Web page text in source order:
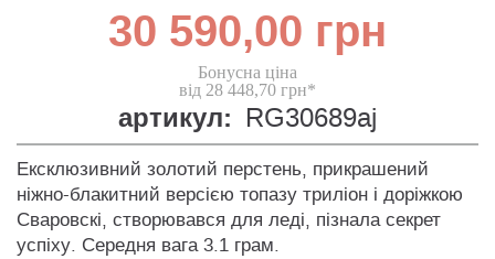
30 590,00 грн
Бонусна ціна
від 28 448,70 грн*
артикул: RG30689aj
Ексклюзивний золотий перстень, прикрашений
ніжно-блакитний версією топазу триліон і доріжкою
Сваровскі, створювався для леді, пізнала секрет
успіху. Середня вага 3.1 грам.